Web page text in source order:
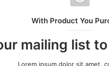
With Product You
mailing list
Lorem ipsum dolor sit amet,